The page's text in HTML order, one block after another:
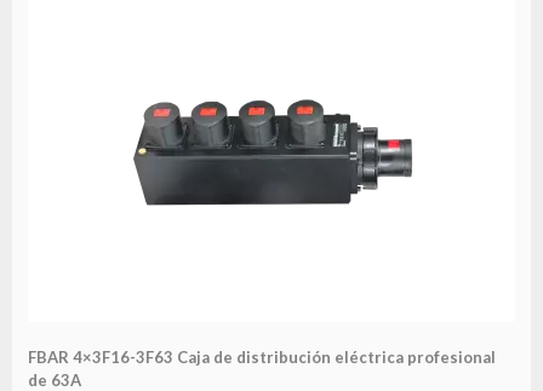
FBAR 4×3F16-3F63 Caja de distribución eléctrica profesional
de 63A